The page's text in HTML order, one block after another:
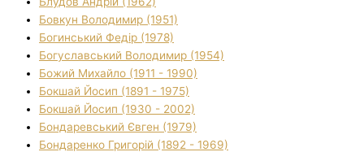
Бовкун Володимир (1951)
Богинський Федір (1978)
Богуславський Володимир (1954)
Божий Михайло (1911 - 1990)
Бокшай Йосип (1891 - 1975)
Бокшай Йосип (1930 - 2002)
Бондаревський Євген (1979)
Бондаренко Григорій (1892 - 1969)